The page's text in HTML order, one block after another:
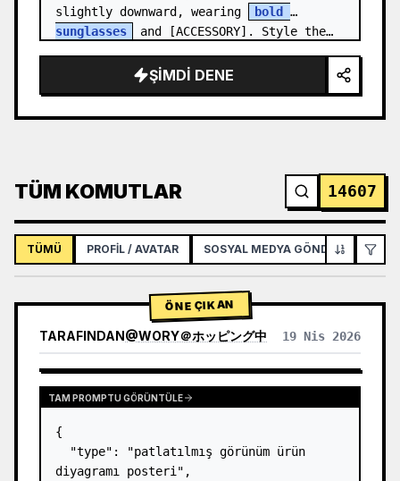
slightly downward, wearing
bold
sunglasses
and [ACCESSORY]. Style the…
ŞIMDI DENE
TÜM KOMUTLAR 14607
TÜMÜ PROFIL / AVATAR SOSYAL MEDYA GÖNDERISI
ÖNE ÇIKAN
TARAFINDAN@WORY＠ホッピング中 19 Nis 2026
TAM PROMPTU GÖRÜNTÜLE
{
  "type": "patlatılmış görünüm ürün
diyagramı posteri",